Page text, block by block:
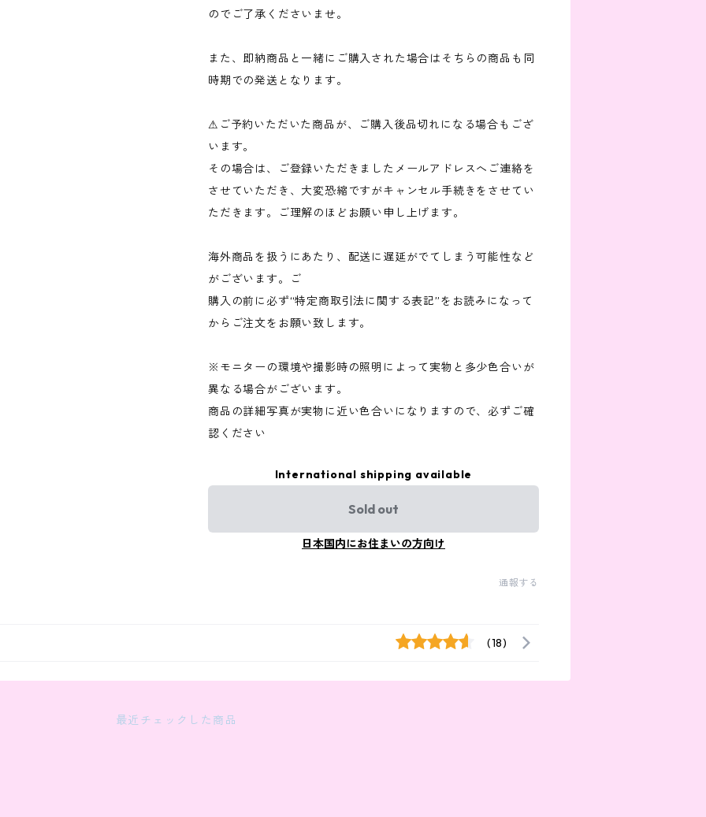
のでご了承くださいませ。
また、即納商品と一緒にご購入された場合はそちらの商品も同
時期での発送となります。
⚠︎ご予約いただいた商品が、ご購入後品切れになる場合もござ
います。
その場合は、ご登録いただきましたメールアドレスへご連絡を
させていただき、大変恐縮ですがキャンセル手続きをさせてい
ただきます。ご理解のほどお願い申し上げます。
海外商品を扱うにあたり、配送に遅延がでてしまう可能性など
がございます。ご
購入の前に必ず“特定商取引法に関する表記”をお読みになって
からご注文をお願い致します。
※モニターの環境や撮影時の照明によって実物と多少色合いが
異なる場合がございます。
商品の詳細写真が実物に近い色合いになりますので、必ずご確
認ください
International shipping available
Sold out
日本国内にお住まいの方向け
通報する
(18)
最近チェックした商品